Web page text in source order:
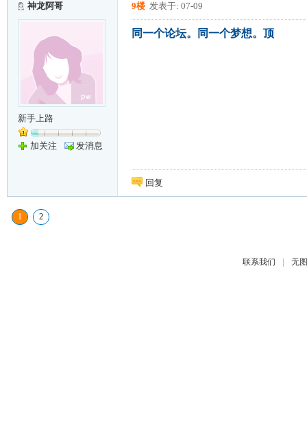
神龙阿哥
新手上路
加关注 发消息
9楼 发表于: 07-09
同一个论坛。同一个梦想。顶
回复
1 2
联系我们 | 无